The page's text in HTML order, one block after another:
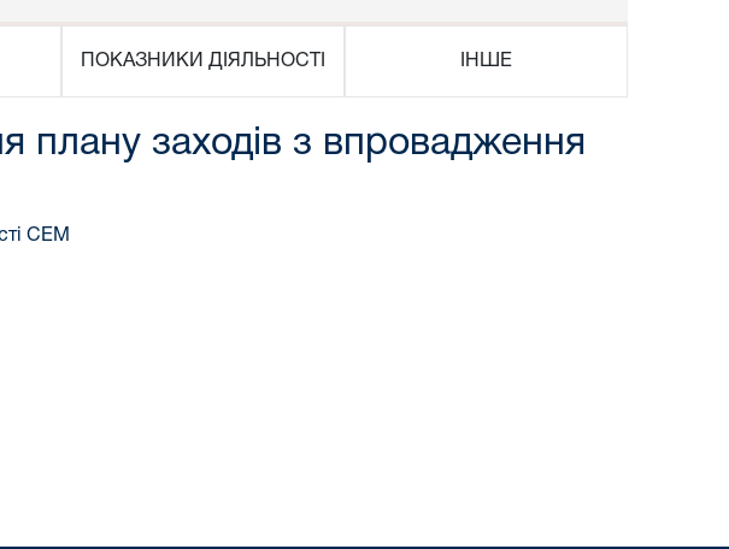
ПОКАЗНИКИ ДІЯЛЬНОСТІ ІНШЕ
плану заходів з впровадження
СЕМ